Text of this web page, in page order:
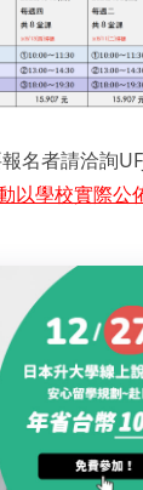
者請洽詢UFJ
以學校實際公